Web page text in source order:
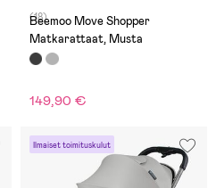
(18)
Beemoo Move Shopper
Matkarattaat, Musta
149,90 €
Ilmaiset toimituskulut